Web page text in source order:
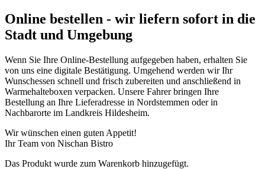
Online bestellen - wir liefern sofort in die
Stadt und Umgebung
Wenn Sie Ihre Online-Bestellung aufgegeben haben, erhalten Sie
von uns eine digitale Bestätigung. Umgehend werden wir Ihr
Wunschessen schnell und frisch zubereiten und anschließend in
Warmehalteboxen verpacken. Unsere Fahrer bringen Ihre
Bestellung an Ihre Lieferadresse in Nordstemmen oder in
Nachbarorte im Landkreis Hildesheim.
Wir wünschen einen guten Appetit!
Ihr Team von Nischan Bistro
Das Produkt wurde zum Warenkorb hinzugefügt.